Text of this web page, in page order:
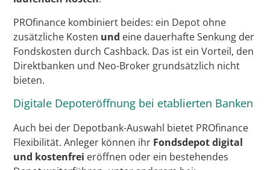
PROfinance kombiniert beides: ein Depot ohne
zusätzliche Kosten und eine dauerhafte Senkung der
Fondskosten durch Cashback. Das ist ein Vorteil, den
Direktbanken und Neo-Broker grundsätzlich nicht
bieten.
Digitale Depoteröffnung bei etablierten Banken
Auch bei der Depotbank-Auswahl bietet PROfinance
Flexibilität. Anleger können ihr Fondsdepot digital
und kostenfrei eröffnen oder ein bestehendes